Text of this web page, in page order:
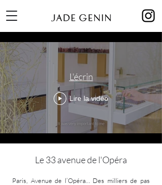
L'écrin
Lire la vidéo
Le 33 avenue de l'Opéra
Paris, Avenue de l’Opéra… Des milliers de pas